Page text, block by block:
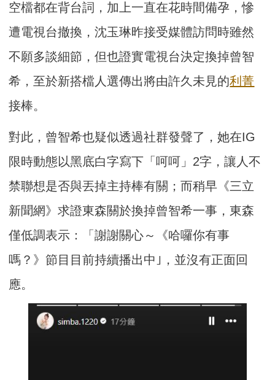
空檔都在背台詞，加上一直在花時間備孕，慘
遭電視台撤換，沈玉琳昨接受媒體訪問時雖然
不願多談細節，但也證實電視台決定換掉曾智
希，至於新搭檔人選傳出將由許久未見的利菁
接棒。
對此，曾智希也疑似透過社群發聲了，她在IG
限時動態以黑底白字寫下「呵呵」2字，讓人不
禁聯想是否與丟掉主持棒有關；而稍早《三立
新聞網》求證東森關於換掉曾智希一事，東森
僅低調表示：「謝謝關心～《哈囉你有事
嗎？》節目目前持續播出中｣，並沒有正面回
應。